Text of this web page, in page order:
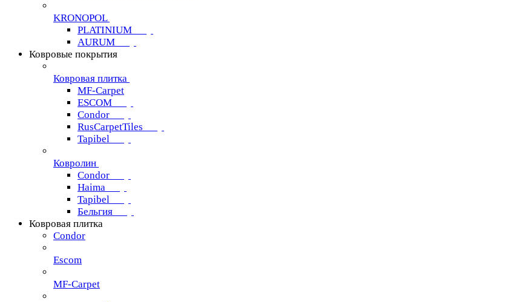
KRONOPOL
PLATINIUM
AURUM
Ковровые покрытия
Ковровая плитка
MF-Carpet
ESCOM
Condor
RusCarpetTiles
Tapibel
Ковролин
Condor
Haima
Tapibel
Бельгия
Ковровая плитка
Condor
Escom
MF-Carpet